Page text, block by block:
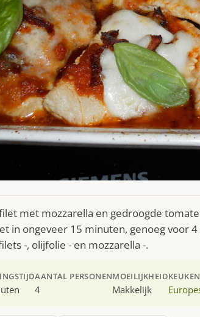
met mozzarella en gedroogde
in ongeveer 15 minuten, genoeg voor
-, olijfolie - en mozzarella -.
AANTAL PERSONEN
4
MOEILIJKHEID
Makkelijk
KEUKEN